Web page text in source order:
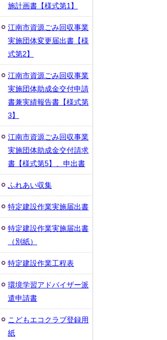
施計画書【様式第1】
江南市資源ごみ回収事業
実施団体変更届出書【様
式第2】
江南市資源ごみ回収事業
実施団体助成金交付申請
書兼実績報告書【様式第
3】
江南市資源ごみ回収事業
実施団体助成金交付請求
書【様式第5】、申出書
ふれあい収集
特定建設作業実施届出書
特定建設作業実施届出書
（別紙）
特定建設作業工程表
環境学習アドバイザー派
遣申請書
こどもエコクラブ登録用
紙